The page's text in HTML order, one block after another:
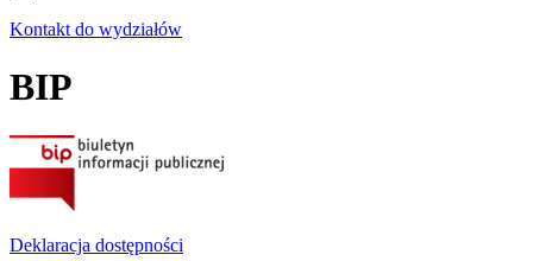
Kontakt do wydziałów
BIP
Deklaracja dostępności